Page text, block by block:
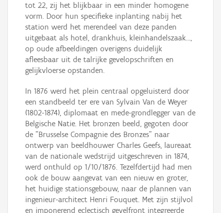
tot 22, zij het blijkbaar in een minder homogene
vorm. Door hun specifieke inplanting nabij het
station werd het merendeel van deze panden
uitgebaat als hotel, drankhuis, kleinhandelszaak...,
op oude afbeeldingen overigens duidelijk
afleesbaar uit de talrijke gevelopschriften en
gelijkvloerse opstanden.
In 1876 werd het plein centraal opgeluisterd door
een standbeeld ter ere van Sylvain Van de Weyer
(1802-1874), diplomaat en mede-grondlegger van de
Belgische Natie. Het bronzen beeld, gegoten door
de "Brusselse Compagnie des Bronzes" naar
ontwerp van beeldhouwer Charles Geefs, laureaat
van de nationale wedstrijd uitgeschreven in 1874,
werd onthuld op 1/10/1876. Tezelfdertijd had men
ook de bouw aangevat van een nieuw en groter,
het huidige stationsgebouw, naar de plannen van
ingenieur-architect Henri Fouquet. Met zijn stijlvol
en imponerend eclectisch gevelfront integreerde